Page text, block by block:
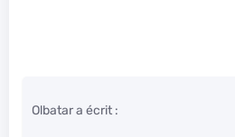
Olbatar a écrit :